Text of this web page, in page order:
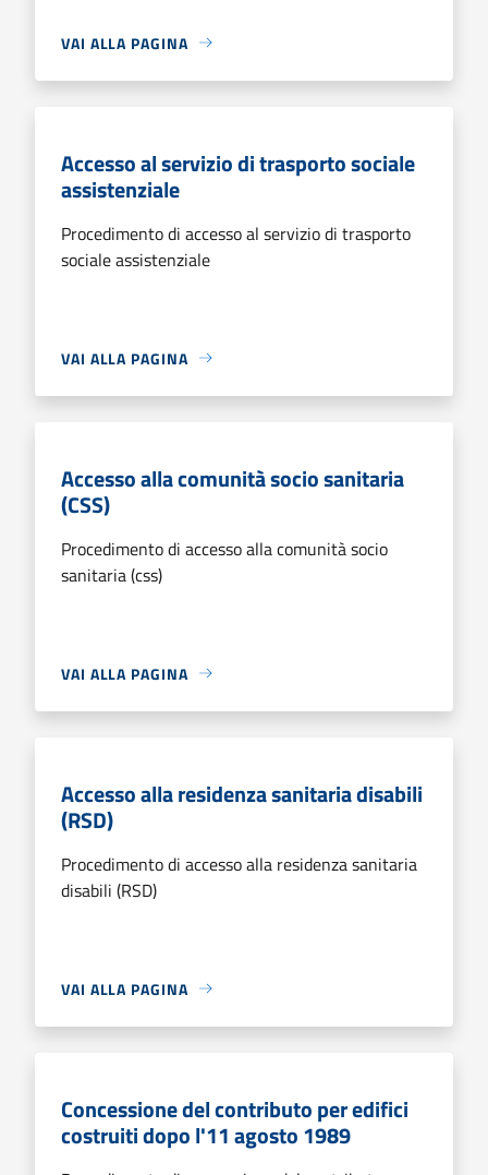
VAI ALLA PAGINA
Accesso al servizio di trasporto sociale
assistenziale
Procedimento di accesso al servizio di trasporto
sociale assistenziale
VAI ALLA PAGINA
Accesso alla comunità socio sanitaria
(CSS)
Procedimento di accesso alla comunità socio
sanitaria (css)
VAI ALLA PAGINA
Accesso alla residenza sanitaria disabili
(RSD)
Procedimento di accesso alla residenza sanitaria
disabili (RSD)
VAI ALLA PAGINA
Concessione del contributo per edifici
costruiti dopo l'11 agosto 1989